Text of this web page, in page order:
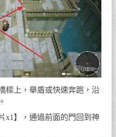
樑上，舉盾或快速奔跑，沿
x1】，通過前面的門回到神